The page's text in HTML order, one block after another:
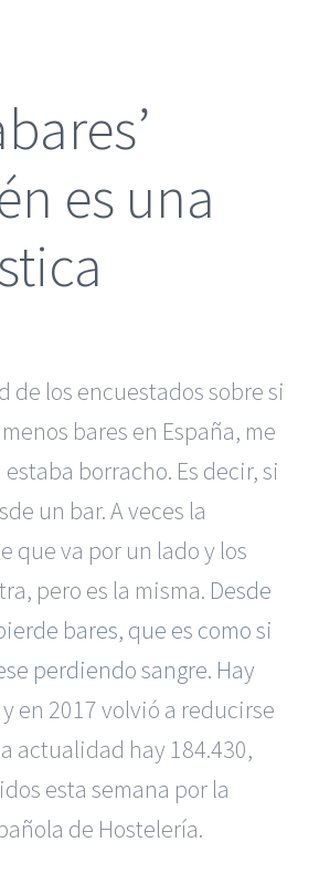
es una
de los encuestados sobre si
bares en España, me
borracho. Es decir, si
un bar. A veces la
que va por un lado y los
pero es la misma. Desde
bares, que es como si
perdiendo sangre. Hay
y en 2017 volvió a reducirse
actualidad hay 184.430,
esta semana por la
de Hostelería.